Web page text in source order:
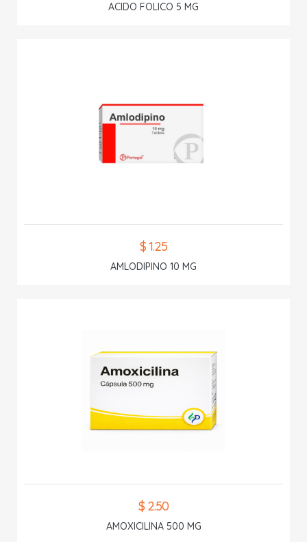
ACIDO FOLICO 5 MG
$ 1.25
AMLODIPINO 10 MG
$ 2.50
AMOXICILINA 500 MG